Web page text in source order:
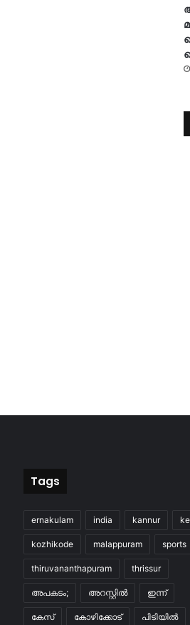
Tags
ernakulam india kannur
kozhikode malappuram sports
thiruvananthapuram thrissur
അപകടം; അറസ്റ്റിൽ ഇന്ന്
കേസ് കോഴിക്കോട് പിടിയിൽ